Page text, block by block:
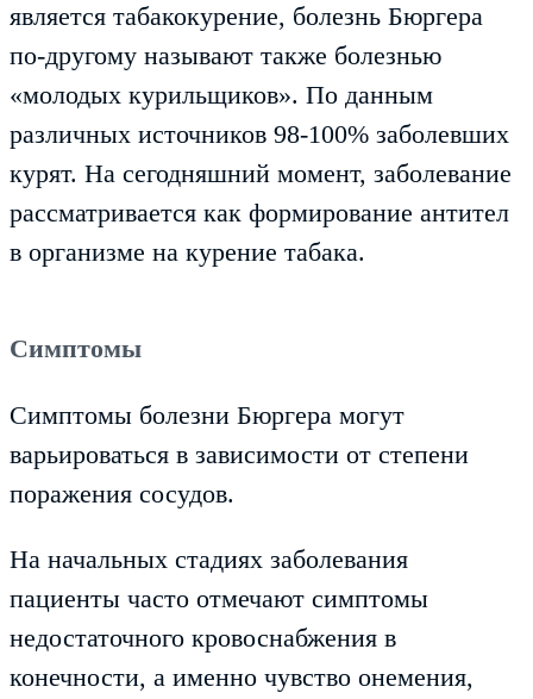
является табакокурение, болезнь Бюргера
по-другому называют также болезнью
«молодых курильщиков». По данным
различных источников 98-100% заболевших
курят. На сегодняшний момент, заболевание
рассматривается как формирование антител
в организме на курение табака.
Симптомы
Симптомы болезни Бюргера могут
варьироваться в зависимости от степени
поражения сосудов.
На начальных стадиях заболевания
пациенты часто отмечают симптомы
недостаточного кровоснабжения в
конечности, а именно чувство онемения,